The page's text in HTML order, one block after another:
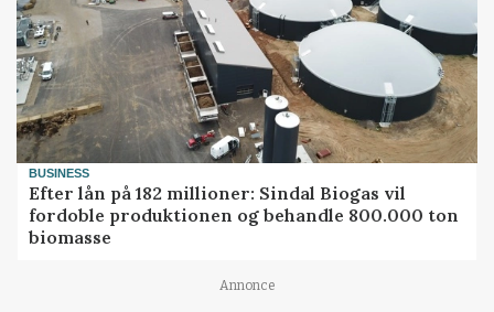
BUSINESS
Efter lån på 182 millioner: Sindal Biogas vil
fordoble produktionen og behandle 800.000 ton
biomasse
Annonce